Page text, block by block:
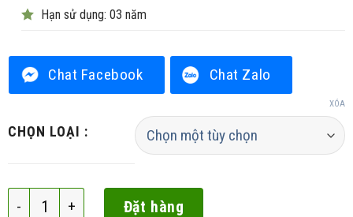
Hạn sử dụng: 03 năm
Chat Facebook Chat Zalo
CHỌN LOẠI :
XÓA
Hockley Perda Mix UK số lượng
Đặt hàng